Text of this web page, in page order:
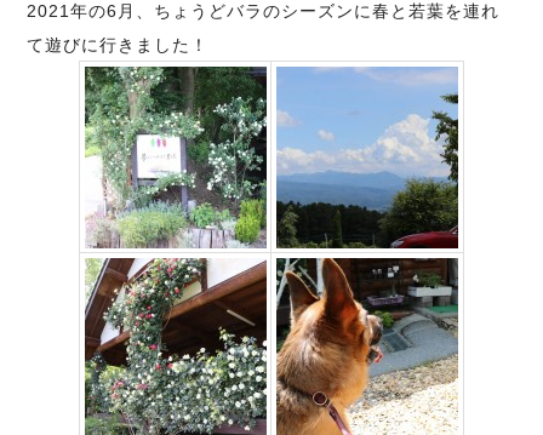
2021年の6月、ちょうどバラのシーズンに春と若葉を連れ
て遊びに行きました！